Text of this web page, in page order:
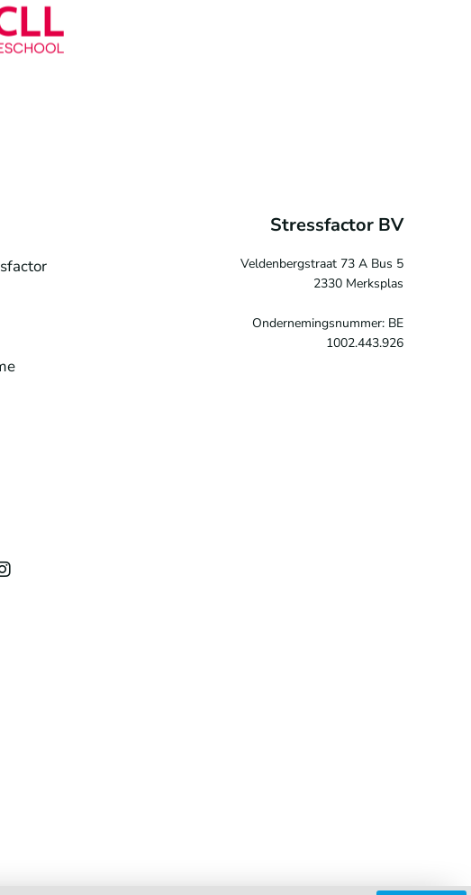
Stressfactor BV
Veldenbergstraat 73 A Bus 5
2330 Merksplas
Ondernemingsnummer: BE
1002.443.926